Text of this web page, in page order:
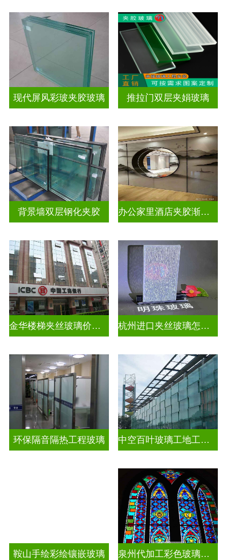
现代屏风彩玻夹胶玻璃 推拉门双层夹娟玻璃
背景墙双层钢化夹胶 办公家里酒店夹胶渐变玻璃
金华楼梯夹丝玻璃价钱多少一米 杭州进口夹丝玻璃怎么卖
环保隔音隔热工程玻璃 中空百叶玻璃工地工装装饰玻璃
鞍山手绘彩绘镶嵌玻璃 泉州代加工彩色玻璃穹顶